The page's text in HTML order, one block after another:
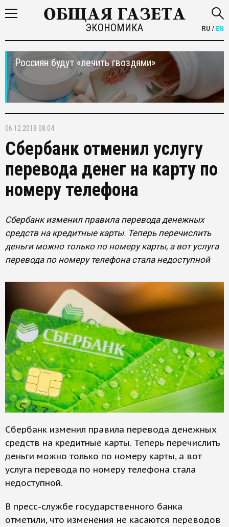
ЭКОНОМИКА RU /EN
Россиян будут «лечить гвоздями»
06.12.2018 08:04
Сбербанк отменил услугу
перевода денег на карту по
номеру телефона
Сбербанк изменил правила перевода денежных
средств на кредитные карты. Теперь перечислить
деньги можно только по номеру карты, а вот услуга
перевода по номеру телефона стала недоступной
Сбербанк изменил правила перевода денежных
средств на кредитные карты. Теперь перечислить
деньги можно только по номеру карты, а вот
услуга перевода по номеру телефона стала
недоступной.
В пресс-службе государственного банка
отметили, что изменения не касаются переводов